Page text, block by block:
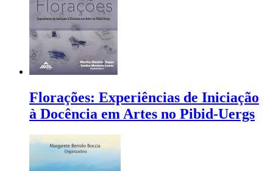
Florações: Experiências de Iniciação
à Docência em Artes no Pibid-Uergs